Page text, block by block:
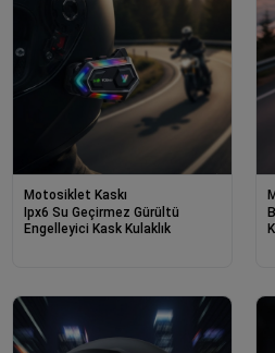
Motosiklet Kaskı
Ipx6 Su Geçirmez Gürültü
Engelleyici Kask Kulaklık